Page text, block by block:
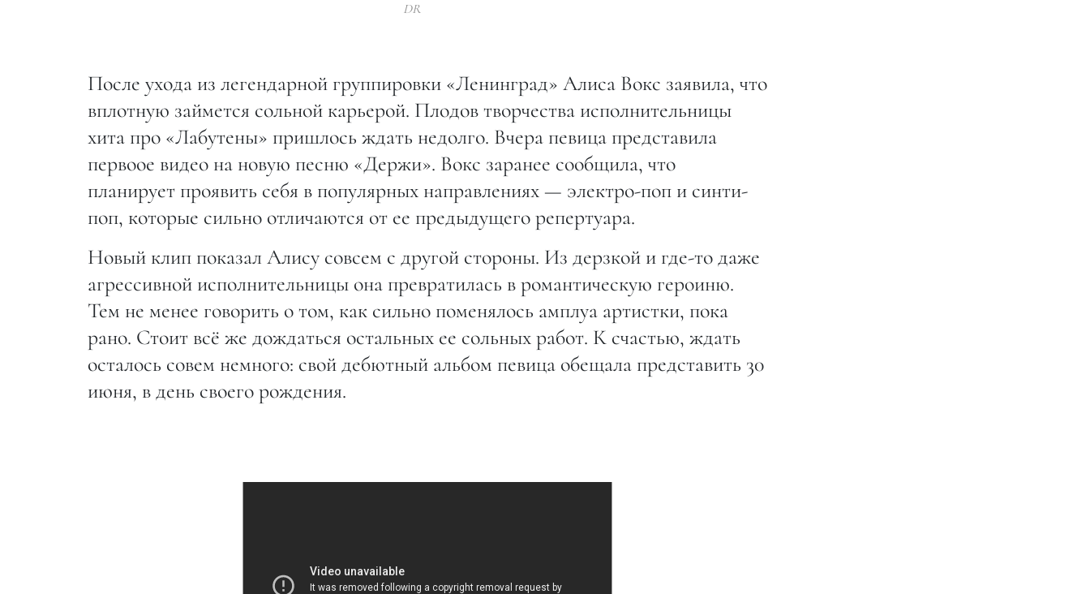
DR
После ухода из легендарной группировки «Ленинград» Алиса Вокс заявила, что
вплотную займется сольной карьерой. Плодов творчества исполнительницы
хита про «Лабутены» пришлось ждать недолго. Вчера певица представила
первоое видео на новую песню «Держи». Вокс заранее сообщила, что
планирует проявить себя в популярных направлениях — электро-поп и синти-
поп, которые сильно отличаются от ее предыдущего репертуара.
Новый клип показал Алису совсем с другой стороны. Из дерзкой и где-то даже
агрессивной исполнительницы она превратилась в романтическую героиню.
Тем не менее говорить о том, как сильно поменялось амплуа артистки, пока
рано. Стоит всё же дождаться остальных ее сольных работ. К счастью, ждать
осталось совем немного: свой дебютный альбом певица обещала представить 30
июня, в день своего рождения.